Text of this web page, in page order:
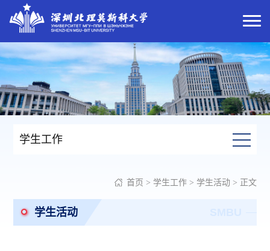
学生工作
首页 > 学生工作> 学生活动> 正文
学生活动